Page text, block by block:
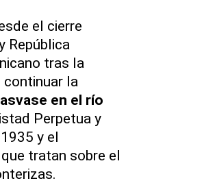
el cierre
República
tras la
la
en el río
Perpetua y
y el
tratan sobre el